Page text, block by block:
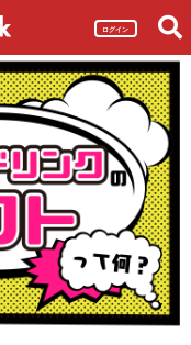
ログイン